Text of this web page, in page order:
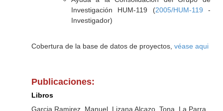
Investigación HUM-119 (2005/HUM-119 -
Investigador)
Cobertura de la base de datos de proyectos, véase aqui
Publicaciones:
Libros
Garcia Ramirez, Manuel, Lizana Alcazo, Tona, La Parra,